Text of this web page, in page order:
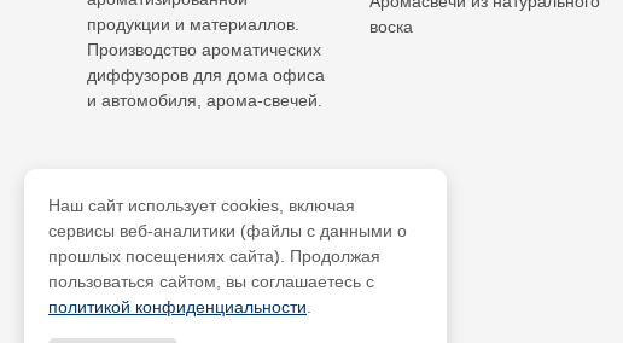
продукции и материаллов.
Производство ароматических
диффузоров для дома офиса
и автомобиля, арома-свечей.
воска
Наш сайт использует cookies, включая
сервисы веб-аналитики (файлы с данными о
прошлых посещениях сайта). Продолжая
пользоваться сайтом, вы соглашаетесь с
политикой конфиденциальности